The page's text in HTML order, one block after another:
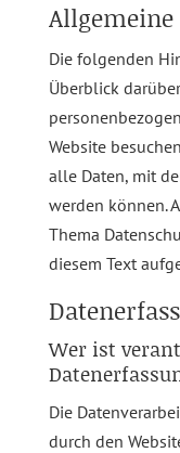
Die folgenden
Überblick
Website
alle Daten, mit
werden können.
Thema
diesem Text
Wer ist
Die
durch den